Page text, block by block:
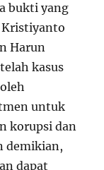
bukti yang
Harun
kasus
untuk
korupsi dan
demikian,
dapat